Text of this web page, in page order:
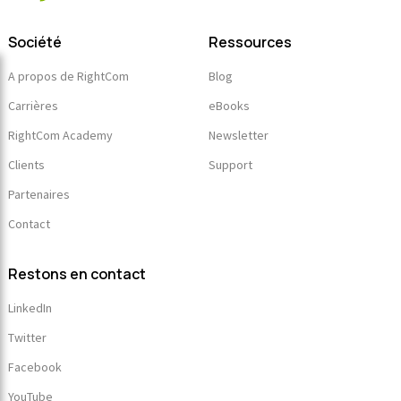
Société
A propos de RightCom
Carrières
RightCom Academy
Clients
Partenaires
Contact
Ressources
Blog
eBooks
Newsletter
Support
Restons en contact
LinkedIn
Twitter
Facebook
YouTube